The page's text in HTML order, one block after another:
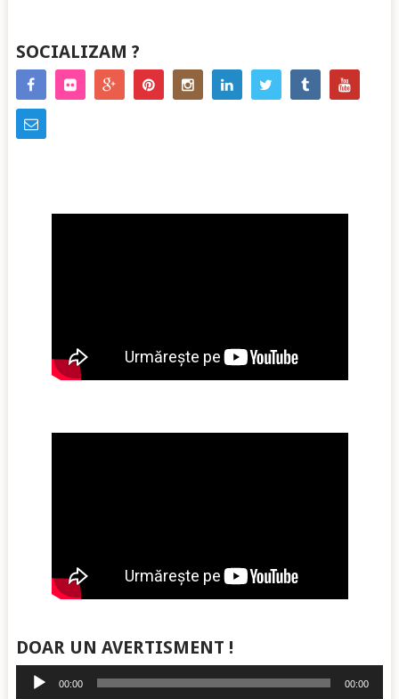
SOCIALIZAM ?
DOAR UN AVERTISMENT !
Player
audio
00:00 00:00